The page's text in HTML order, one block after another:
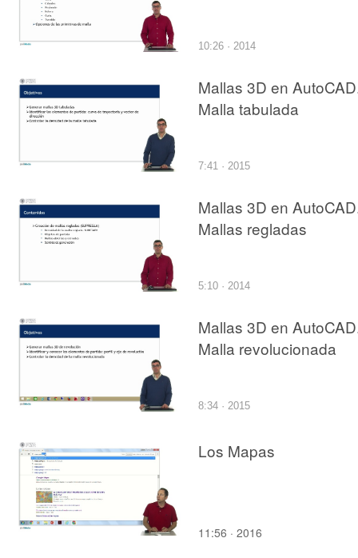
10:26 · 2014
Mallas 3D en
Malla tabulada
7:41 · 2015
Mallas 3D en
Mallas regladas
5:10 · 2014
Mallas 3D en
Malla revolucionada
8:34 · 2015
Los Mapas
11:56 · 2016